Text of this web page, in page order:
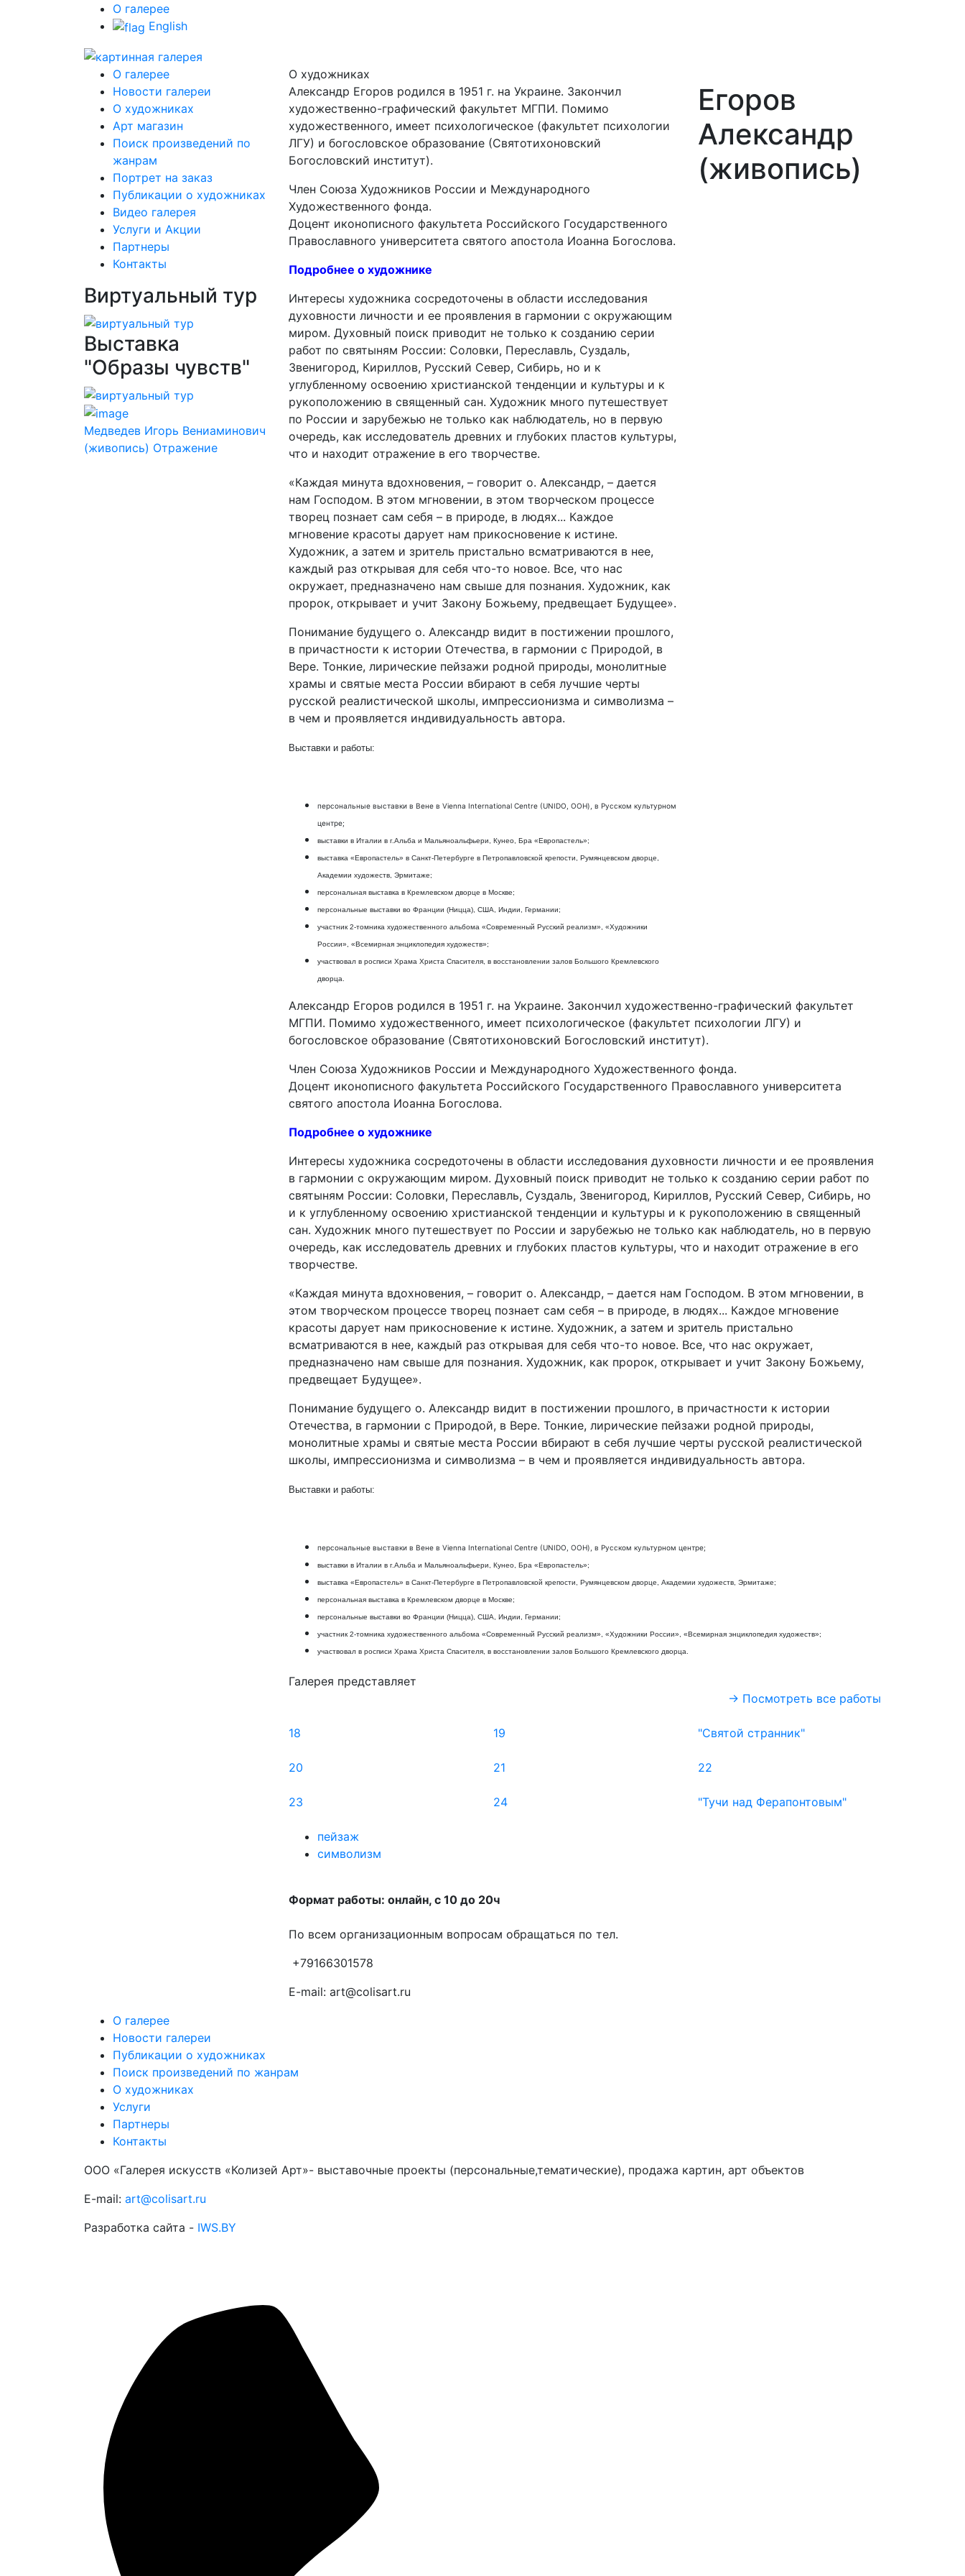
О галерее
English
О галерее
Новости галереи
О художниках
Арт магазин
Поиск произведений по
жанрам
Портрет на заказ
Публикации о художниках
Видео галерея
Услуги и Акции
Партнеры
Контакты
Виртуальный тур
Выставка
"Образы чувств"
Медведев Игорь Вениаминович
(живопись) Отражение
О художниках
Александр Егоров родился в 1951 г. на Украине. Закончил
художественно-графический факультет МГПИ. Помимо
художественного, имеет психологическое (факультет психологии
ЛГУ) и богословское образование (Святотихоновский
Богословский институт).
Член Союза Художников России и Международного
Художественного фонда.
Доцент иконописного факультета Российского Государственного
Православного университета святого апостола Иоанна Богослова.
Подробнее о художнике
Интересы художника сосредоточены в области исследования
духовности личности и ее проявления в гармонии с окружающим
миром. Духовный поиск приводит не только к созданию серии
работ по святыням России: Соловки, Переславль, Суздаль,
Звенигород, Кириллов, Русский Север, Сибирь, но и к
углубленному освоению христианской тенденции и культуры и к
рукоположению в священный сан. Художник много путешествует
по России и зарубежью не только как наблюдатель, но в первую
очередь, как исследователь древних и глубоких пластов культуры,
что и находит отражение в его творчестве.
«Каждая минута вдохновения, – говорит о. Александр, – дается
нам Господом. В этом мгновении, в этом творческом процессе
творец познает сам себя – в природе, в людях... Каждое
мгновение красоты дарует нам прикосновение к истине.
Художник, а затем и зритель пристально всматриваются в нее,
каждый раз открывая для себя что-то новое. Все, что нас
окружает, предназначено нам свыше для познания. Художник, как
пророк, открывает и учит Закону Божьему, предвещает Будущее».
Понимание будущего о. Александр видит в постижении прошлого,
в причастности к истории Отечества, в гармонии с Природой, в
Вере. Тонкие, лирические пейзажи родной природы, монолитные
храмы и святые места России вбирают в себя лучшие черты
русской реалистической школы, импрессионизма и символизма –
в чем и проявляется индивидуальность автора.
Выставки и работы:
персональные выставки в Вене в Vienna International Centre (UNIDO, ООН), в Русском культурном
центре;
выставки в Италии в г.Альба и Мальяноальфьери, Кунео, Бра «Европастель»;
выставка «Европастель» в Санкт-Петербурге в Петропавловской крепости, Румянцевском дворце,
Академии художеств, Эрмитаже;
персональная выставка в Кремлевском дворце в Москве;
персональные выставки во Франции (Ницца), США, Индии, Германии;
участник 2-томника художественного альбома «Современный Русский реализм», «Художники
России», «Всемирная энциклопедия художеств»;
участвовал в росписи Храма Христа Спасителя, в восстановлении залов Большого Кремлевского
дворца.
Егоров
Александр
(живопись)
Александр Егоров родился в 1951 г. на Украине. Закончил художественно-графический факультет
МГПИ. Помимо художественного, имеет психологическое (факультет психологии ЛГУ) и
богословское образование (Святотихоновский Богословский институт).
Член Союза Художников России и Международного Художественного фонда.
Доцент иконописного факультета Российского Государственного Православного университета
святого апостола Иоанна Богослова.
Подробнее о художнике
Интересы художника сосредоточены в области исследования духовности личности и ее проявления
в гармонии с окружающим миром. Духовный поиск приводит не только к созданию серии работ по
святыням России: Соловки, Переславль, Суздаль, Звенигород, Кириллов, Русский Север, Сибирь, но
и к углубленному освоению христианской тенденции и культуры и к рукоположению в священный
сан. Художник много путешествует по России и зарубежью не только как наблюдатель, но в первую
очередь, как исследователь древних и глубоких пластов культуры, что и находит отражение в его
творчестве.
«Каждая минута вдохновения, – говорит о. Александр, – дается нам Господом. В этом мгновении, в
этом творческом процессе творец познает сам себя – в природе, в людях... Каждое мгновение
красоты дарует нам прикосновение к истине. Художник, а затем и зритель пристально
всматриваются в нее, каждый раз открывая для себя что-то новое. Все, что нас окружает,
предназначено нам свыше для познания. Художник, как пророк, открывает и учит Закону Божьему,
предвещает Будущее».
Понимание будущего о. Александр видит в постижении прошлого, в причастности к истории
Отечества, в гармонии с Природой, в Вере. Тонкие, лирические пейзажи родной природы,
монолитные храмы и святые места России вбирают в себя лучшие черты русской реалистической
школы, импрессионизма и символизма – в чем и проявляется индивидуальность автора.
Выставки и работы:
персональные выставки в Вене в Vienna International Centre (UNIDO, ООН), в Русском культурном центре;
выставки в Италии в г.Альба и Мальяноальфьери, Кунео, Бра «Европастель»;
выставка «Европастель» в Санкт-Петербурге в Петропавловской крепости, Румянцевском дворце, Академии художеств, Эрмитаже;
персональная выставка в Кремлевском дворце в Москве;
персональные выставки во Франции (Ницца), США, Индии, Германии;
участник 2-томника художественного альбома «Современный Русский реализм», «Художники России», «Всемирная энциклопедия художеств»;
участвовал в росписи Храма Христа Спасителя, в восстановлении залов Большого Кремлевского дворца.
Галерея представляет
→ Посмотреть все работы
18 19 "Святой странник"
20 21 22
23 24 "Тучи над Ферапонтовым"
пейзаж
символизм
Формат работы: онлайн, с 10 до 20ч
По всем организационным вопросам обращаться по тел.
+79166301578
E-mail: art@colisart.ru
О галерее
Новости галереи
Публикации о художниках
Поиск произведений по жанрам
О художниках
Услуги
Партнеры
Контакты
ООО «Галерея искусств «Колизей Арт»- выставочные проекты (персональные,тематические), продажа картин, арт объектов
E-mail: art@colisart.ru
Разработка сайта - IWS.BY